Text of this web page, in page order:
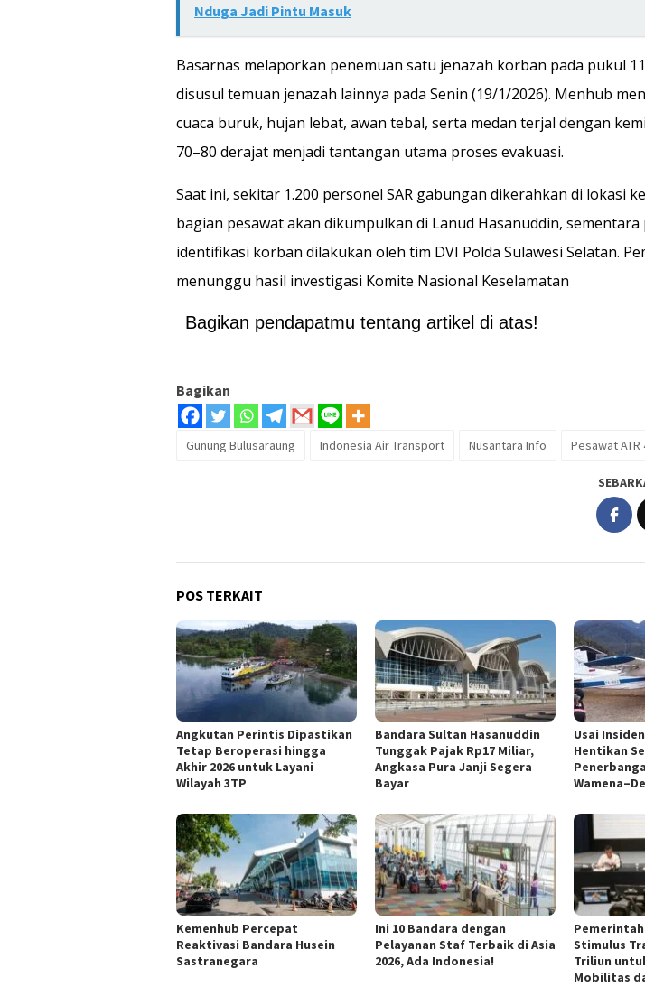
Nduga Jadi Pintu Masuk
Basarnas melaporkan penemuan satu jenazah korban pada pukul
disusul temuan jenazah lainnya pada Senin (19/1/2026). Menhub
cuaca buruk, hujan lebat, awan tebal, serta medan terjal dengan
70–80 derajat menjadi tantangan utama proses evakuasi.
Saat ini, sekitar 1.200 personel SAR gabungan dikerahkan di lokasi
bagian pesawat akan dikumpulkan di Lanud Hasanuddin, sementara
identifikasi korban dilakukan oleh tim DVI Polda Sulawesi Selatan.
menunggu hasil investigasi Komite Nasional Keselamatan
Bagikan pendapatmu tentang artikel di atas!
Bagikan
Gunung Bulusaraung Indonesia Air Transport Nusantara Info Pesawat ATR
POS TERKAIT
Angkutan Perintis Dipastikan
Tetap Beroperasi hingga
Akhir 2026 untuk Layani
Wilayah 3TP
Bandara Sultan Hasanuddin
Tunggak Pajak Rp17 Miliar,
Angkasa Pura Janji Segera
Bayar
Usai
Hentikan
Kemenhub Percepat
Reaktivasi Bandara Husein
Sastranegara
Ini 10 Bandara dengan
Pelayanan Staf Terbaik di Asia
2026, Ada Indonesia!
Stimulus
Triliun
Mobilitas